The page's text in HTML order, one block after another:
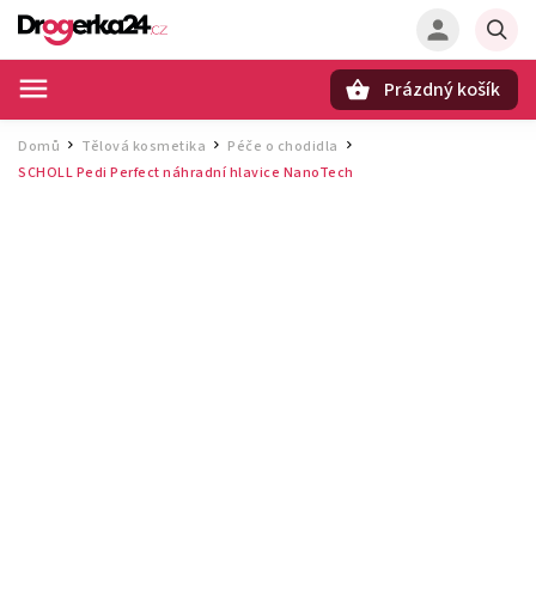
Prázdný košík
Domů / Tělová kosmetika / Péče o chodidla
SCHOLL Pedi Perfect náhradní hlavice NanoTech